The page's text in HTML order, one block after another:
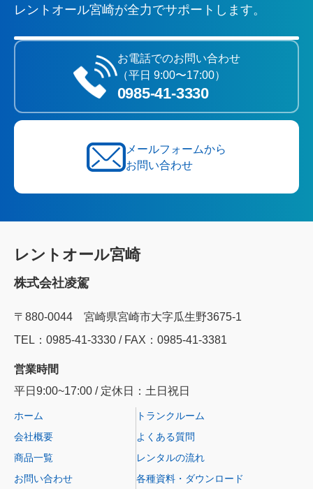
レントオール宮崎が全力でサポートします。
お電話でのお問い合わせ
（平日 9:00〜17:00）
0985‐41‐3330
メールフォームから
お問い合わせ
レントオール宮崎
株式会社凌駕
〒880-0044 宮崎県宮崎市大字瓜生野3675-1
TEL：0985‐41‐3330 / FAX：0985-41-3381
営業時間
平日9:00~17:00 / 定休日：土日祝日
ホーム
会社概要
商品一覧
お問い合わせ
トランクルーム
よくある質問
レンタルの流れ
各種資料・ダウンロード